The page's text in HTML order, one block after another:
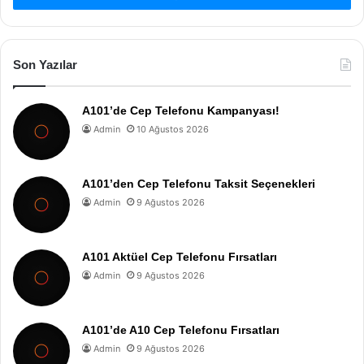
Son Yazılar
A101’de Cep Telefonu Kampanyası!
Admin 10 Ağustos 2026
A101’den Cep Telefonu Taksit Seçenekleri
Admin 9 Ağustos 2026
A101 Aktüel Cep Telefonu Fırsatları
Admin 9 Ağustos 2026
A101’de A10 Cep Telefonu Fırsatları
Admin 9 Ağustos 2026